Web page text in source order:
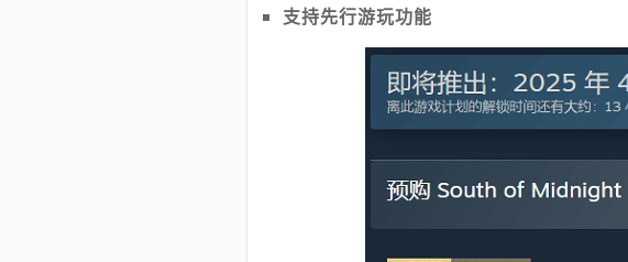
支持先行游玩功能